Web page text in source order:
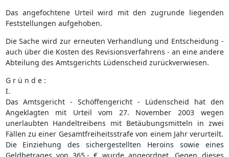
Das angefochtene Urteil wird mit den zugrunde liegenden
Feststellungen aufgehoben.
Die Sache wird zur erneuten Verhandlung und Entscheidung -
auch über die Kosten des Revisionsverfahrens - an eine andere
Abteilung des Amtsgerichts Lüdenscheid zurückverwiesen.
G r ü n d e :
I.
Das Amtsgericht - Schöffengericht - Lüdenscheid hat den
Angeklagten mit Urteil vom 27. November 2003 wegen
unerlaubten Handeltreibens mit Betäubungsmitteln in zwei
Fällen zu einer Gesamtfreiheitsstrafe von einem Jahr verurteilt.
Die Einziehung des sichergestellten Heroins sowie eines
Geldbetrages von 365,- € wurde angeordnet. Gegen dieses